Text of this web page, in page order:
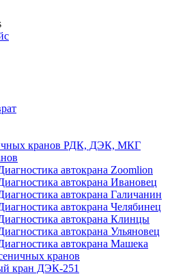
кранов РДК, ДЭК, МКГ
автокрана Zoomlion
автокрана Ивановец
автокрана Галичанин
автокрана Челябинец
автокрана Клинцы
автокрана Ульяновец
автокрана Машека
кранов
кран ДЭК-251